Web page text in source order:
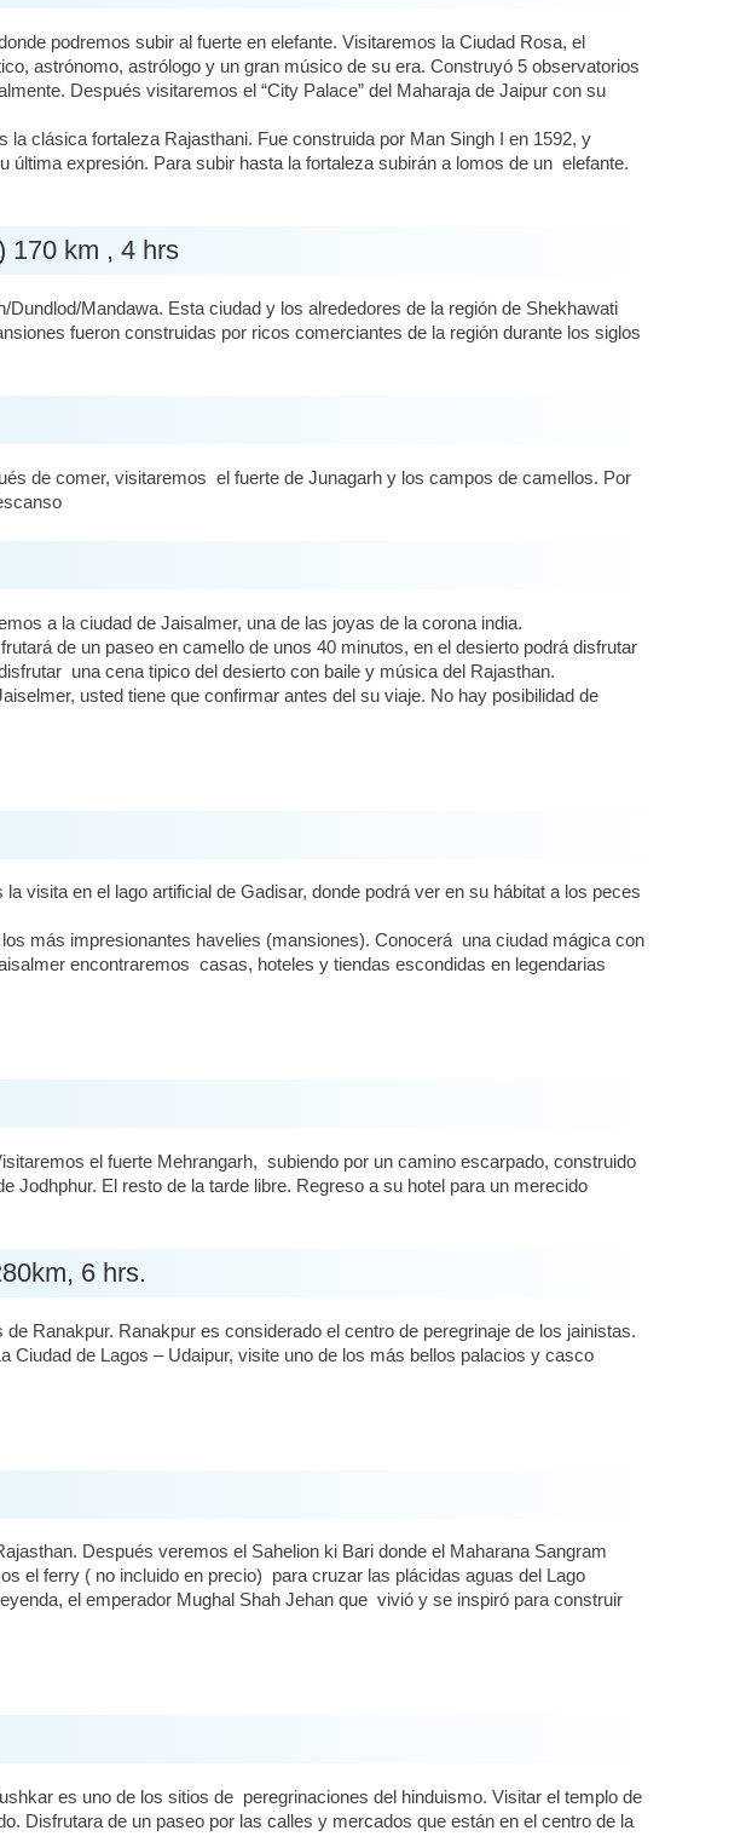
podremos subir al fuerte en elefante. Visitaremos la Ciudad Rosa, el
astrónomo, astrólogo y un gran músico de su era. Construyó 5 observatorios
Después visitaremos el “City Palace” del Maharaja de Jaipur con su
clásica fortaleza Rajasthani. Fue construida por Man Singh I en 1592, y
expresión. Para subir hasta la fortaleza subirán a lomos de un elefante.
170 km , 4 hrs
Mandawa. Esta ciudad y los alrededores de la región de Shekhawati
fueron construidas por ricos comerciantes de la región durante los siglos
de comer, visitaremos el fuerte de Junagarh y los campos de camellos. Por
a la ciudad de Jaisalmer, una de las joyas de la corona india.
de un paseo en camello de unos 40 minutos, en el desierto podrá disfrutar
una cena tipico del desierto con baile y música del Rajasthan.
usted tiene que confirmar antes del su viaje. No hay posibilidad de
visita en el lago artificial de Gadisar, donde podrá ver en su hábitat a los peces
más impresionantes havelies (mansiones). Conocerá una ciudad mágica con
encontraremos casas, hoteles y tiendas escondidas en legendarias
el fuerte Mehrangarh, subiendo por un camino escarpado, construido
El resto de la tarde libre. Regreso a su hotel para un merecido
6 hrs.
Ranakpur. Ranakpur es considerado el centro de peregrinaje de los jainistas.
de Lagos – Udaipur, visite uno de los más bellos palacios y casco
Después veremos el Sahelion ki Bari donde el Maharana Sangram
el ferry ( no incluido en precio) para cruzar las plácidas aguas del Lago
el emperador Mughal Shah Jehan que vivió y se inspiró para construir
es uno de los sitios de peregrinaciones del hinduismo. Visitar el templo de
Disfrutara de un paseo por las calles y mercados que están en el centro de la